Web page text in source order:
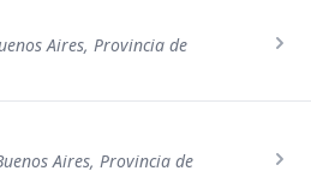
Aires, Provincia de
Aires, Provincia de